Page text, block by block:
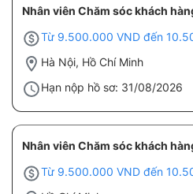
Nhân viên Chăm sóc khách
Từ 9.500.000 VND đến
Hà Nội, Hồ Chí Minh
Hạn nộp hồ sơ: 31/08/2026
Nhân viên Chăm sóc khách
Từ 9.500.000 VND đến